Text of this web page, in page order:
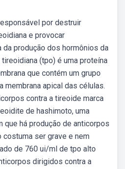
por destruir
e provocar
produção dos hormônios da
(tpo) é uma proteína
que contém um grupo
membrana apical das células.
contra a tireoide marca
de hashimoto, uma
que há produção de anticorpos
costuma ser grave e nem
de ‍760 ⁤ui/ml de tpo alto
dirigidos contra a